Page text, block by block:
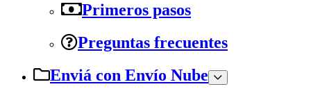
Primeros pasos
Preguntas frecuentes
Enviá con Envío Nube